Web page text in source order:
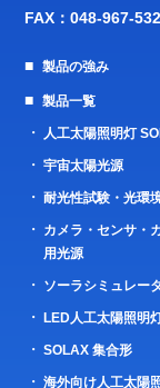
FAX：048-967-
製品の強み
製品一覧
人工太陽照明灯
宇宙太陽光源
耐光性試験・光環
カメラ・センサ・
用光源
ソーラシミュレー
LED人工太陽照明
SOLAX 集合形
海外向け人工太陽